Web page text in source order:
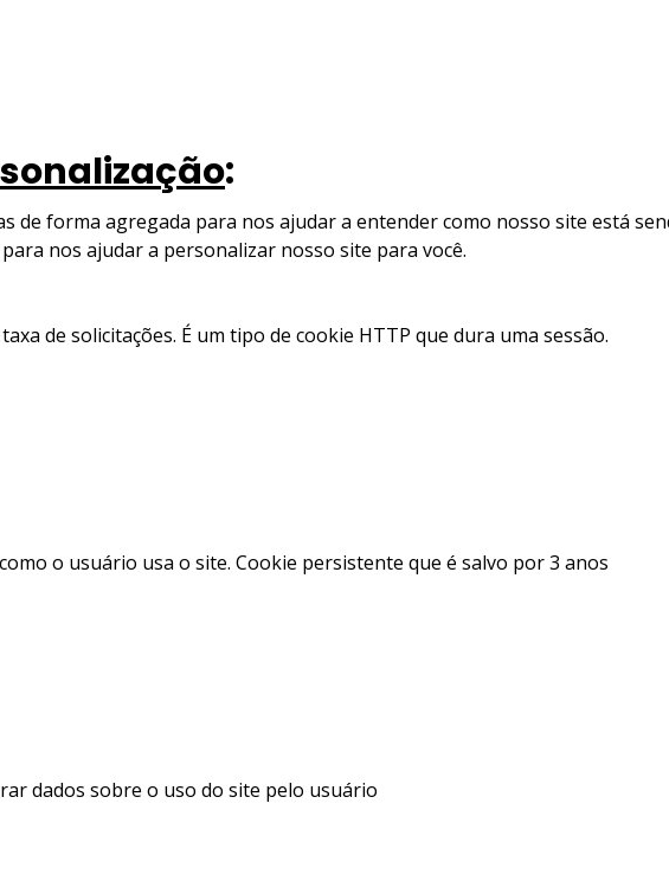
:
de forma agregada para nos ajudar a entender como nosso site está
nos ajudar a personalizar nosso site para você.
de solicitações. É um tipo de cookie HTTP que dura uma sessão.
o usuário usa o site. Cookie persistente que é salvo por 3 anos
dados sobre o uso do site pelo usuário